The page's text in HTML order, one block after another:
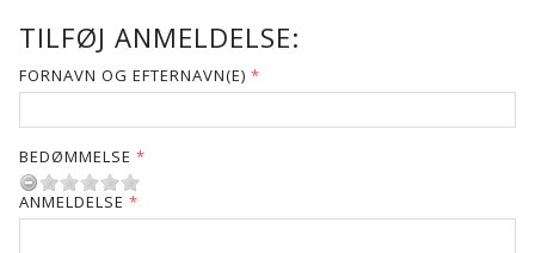
TILFØJ ANMELDELSE:
FORNAVN OG EFTERNAVN(E)
BEDØMMELSE
ANMELDELSE